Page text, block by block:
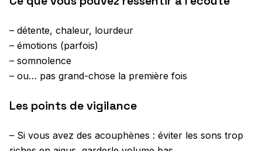
– détente, chaleur, lourdeur
– émotions (parfois)
– somnolence
– ou… pas grand-chose la première fois
Les points de vigilance
– Si vous avez des acouphènes : éviter les sons trop